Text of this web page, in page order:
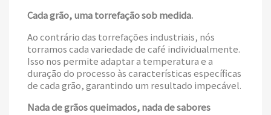
Cada grão, uma torrefação sob medida.
Ao contrário das torrefações industriais, nós
torramos cada variedade de café individualmente.
Isso nos permite adaptar a temperatura e a
duração do processo às características específicas
de cada grão, garantindo um resultado impecável.
Nada de grãos queimados, nada de sabores